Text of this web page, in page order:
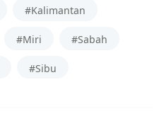
#Kalimantan
#Miri #Sabah
#Sibu